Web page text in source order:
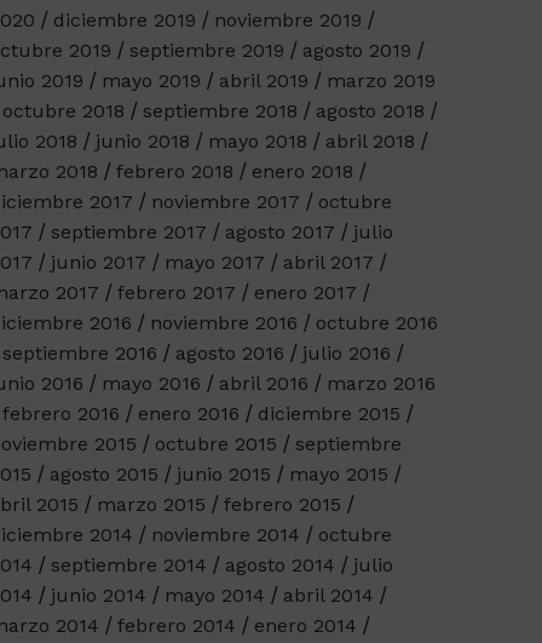
diciembre 2019
noviembre 2019
2019
septiembre 2019
agosto 2019
2019
mayo 2019 abril 2019
marzo 2019
octubre 2018
septiembre 2018
agosto 2018
2018
junio 2018 mayo 2018
abril 2018
2018
febrero 2018
enero 2018
2017
noviembre 2017
octubre
septiembre 2017 agosto 2017
julio
junio 2017 mayo 2017
abril 2017
2017
febrero 2017
enero 2017
2016
noviembre 2016
octubre 2016
septiembre 2016
agosto 2016
julio 2016
2016
mayo 2016 abril 2016
marzo 2016
febrero 2016
enero 2016
diciembre 2015
2015
octubre 2015
septiembre
agosto 2015 junio 2015
mayo 2015
2015
marzo 2015
febrero 2015
2014
noviembre 2014
octubre
septiembre 2014 agosto 2014
julio
junio 2014 mayo 2014
abril 2014
2014
febrero 2014
enero 2014